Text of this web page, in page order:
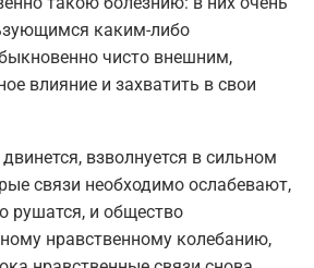
каким-либо
чисто внешним,
влияние и захватить в свои
взволнуется в сильном
связи необходимо ослабевают,
рушатся, и общество
нравственному колебанию,